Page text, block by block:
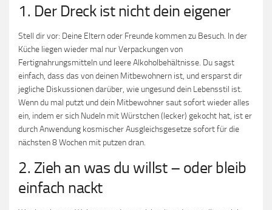
1. Der Dreck ist nicht dein eigener
Stell dir vor: Deine Eltern oder Freunde kommen zu Besuch. In der
Küche liegen wieder mal nur Verpackungen von
Fertignahrungsmitteln und leere Alkoholbehältnisse. Du sagst
einfach, dass das von deinen Mitbewohnern ist, und ersparst dir
jegliche Diskussionen darüber, wie ungesund dein Lebensstil ist.
Wenn du mal putzt und dein Mitbewohner saut sofort wieder alles
ein, indem er sich Nudeln mit Würstchen (lecker) gekocht hat, ist er
durch Anwendung kosmischer Ausgleichsgesetze sofort für die
nächsten 8 Wochen mit putzen dran.
2. Zieh an was du willst – oder bleib
einfach nackt